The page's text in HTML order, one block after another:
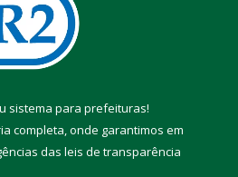
sistema para prefeituras!
completa, onde garantimos em
das leis de transparência